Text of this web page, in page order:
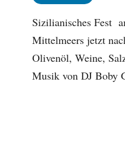
Sizilianisches Fest
Mittelmeers jetzt
Olivenöl, Weine,
Musik von DJ Boby